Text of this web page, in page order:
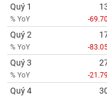
Quý 1
% YoY -
Quý 2
% YoY -
Quý 3
% YoY -
Quý 4